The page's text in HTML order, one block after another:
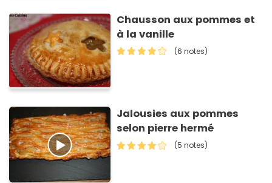
Chausson aux pommes et
à la vanille
(6 notes)
Jalousies aux pommes
selon pierre hermé
(5 notes)